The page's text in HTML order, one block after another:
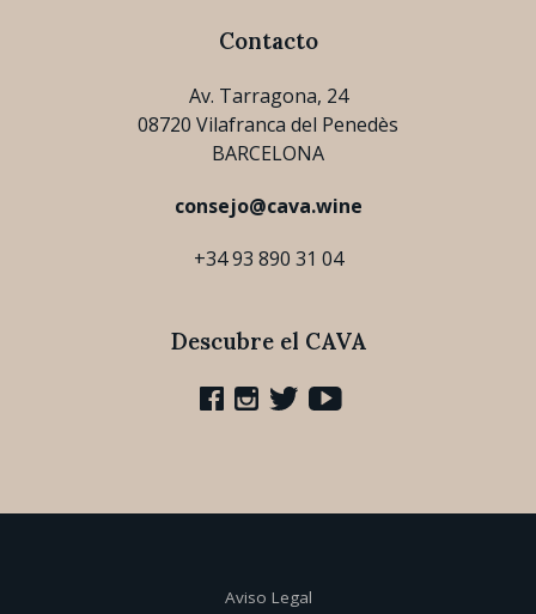
Contacto
Av. Tarragona, 24
08720 Vilafranca del Penedès
BARCELONA
consejo@cava.wine
+34 93 890 31 04
Descubre el CAVA
Aviso Legal